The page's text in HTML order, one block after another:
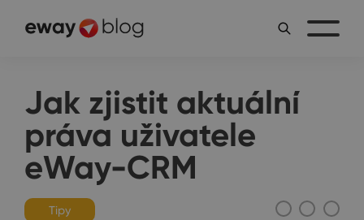
Jak zjistit aktuální
práva uživatele
eWay-CRM
Tipy